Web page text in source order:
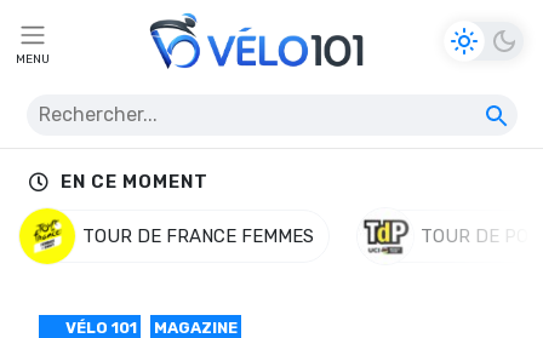
MENU
EN CE MOMENT
TOUR DE FRANCE FEMMES TOUR DE
VÉLO 101 MAGAZINE